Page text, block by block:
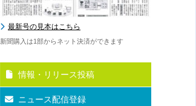
最新号の見本はこちら
新聞購入は1部からネット決済ができます
情報・リリース投稿
ニュース配信登録